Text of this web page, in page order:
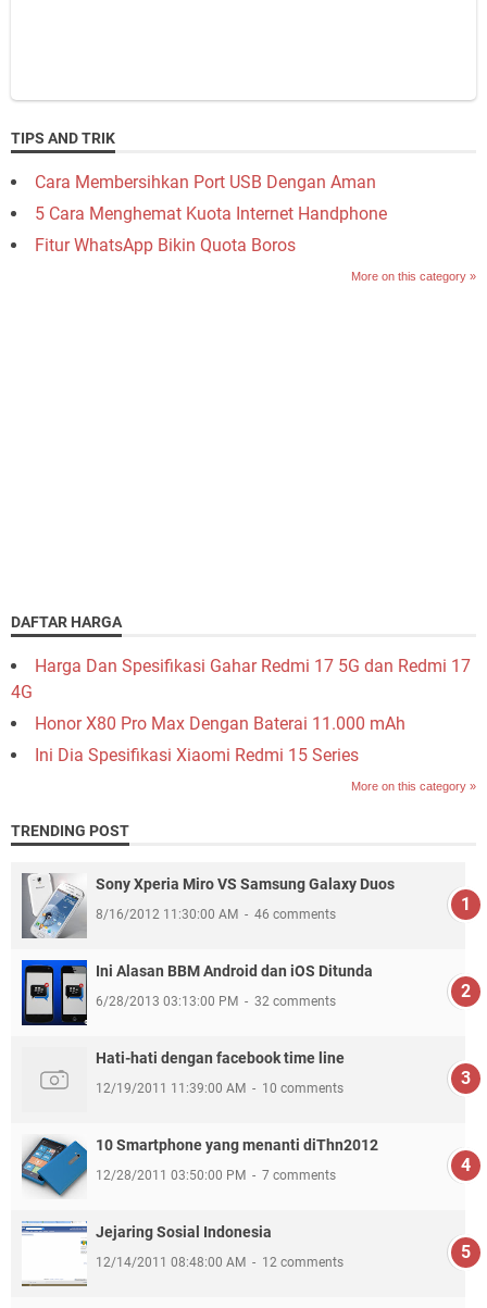
TIPS AND TRIK
Cara Membersihkan Port USB Dengan Aman
5 Cara Menghemat Kuota Internet Handphone
Fitur WhatsApp Bikin Quota Boros
More on this category »
DAFTAR HARGA
Harga Dan Spesifikasi Gahar Redmi 17 5G dan Redmi 17
4G
Honor X80 Pro Max Dengan Baterai 11.000 mAh
Ini Dia Spesifikasi Xiaomi Redmi 15 Series
More on this category »
TRENDING POST
Sony Xperia Miro VS Samsung Galaxy Duos
8/16/2012 11:30:00 AM 46 comments
Ini Alasan BBM Android dan iOS Ditunda
6/28/2013 03:13:00 PM 32 comments
Hati-hati dengan facebook time line
12/19/2011 11:39:00 AM 10 comments
10 Smartphone yang menanti diThn2012
12/28/2011 03:50:00 PM 7 comments
Jejaring Sosial Indonesia
12/14/2011 08:48:00 AM 12 comments